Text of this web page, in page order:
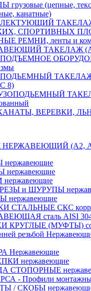
грузовые (цепные,
канатные)
СПОРТИВНЫХ
РЕМНИ, ленты и
ТАКЕЛАЖ
ТАКЕЛАЖ
8)
ВЕРЕВКИ,
НЕРЖАВЕЮЩИЙ (А2,
нержавеющие
и ШУРУПЫ
нержавеющие
СТАЛЬНЫЕ СКС
сталь AISI
КРУГЛЫЕ (МУФТЫ) со
резьбой
Нержавеющие
нержавеющие
СТОПОРНЫЕ
- Профили
/ СКОБЫ